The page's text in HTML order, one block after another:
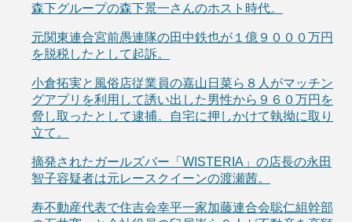
森下グループの森下景一さんのホスト時代。
元関東連合宮前愚連隊の田中鉄也が１億９０００万円
を脱税したとして起訴。
小倉拓実と風俗店従業員の嘉山日菜ら８人がマッチン
グアプリを利用して誘い出した男性から９６０万円を
脅し取ったとして逮捕。自宅に押しかけて執拗に取り
立て。
摘発されたガールズバー「WISTERIA」の店長の永田
智子容疑者は元レースクイーンの渡瀬茜。
寿不動産代表で住吉会幸平一家加藤連合会聡仁組幹部